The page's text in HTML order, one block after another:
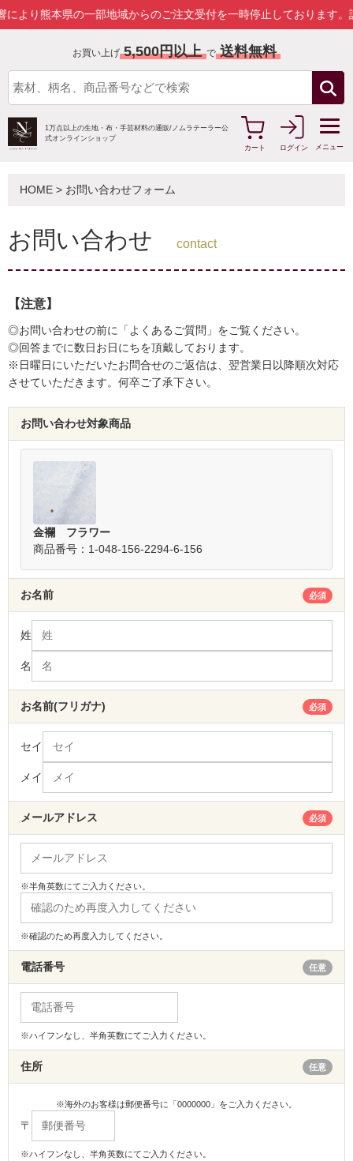
県の一部地域からのご注文受付を一時停止しております。詳しくは
お買い上げ 5,500円以上 で 送料無料
1万点以上の生地・布・手芸材料の通販/ ノムラテーラー公
式オンラインショップ
カート
ログイン メニュー
HOME > お問い合わせフォーム
お問い合わせ contact
【注意】
◎お問い合わせの前に「よくあるご質問」をご覧ください。
◎回答までに数日お日にちを頂戴しております。
※日曜日にいただいたお問合せのご返信は、翌営業日以降順次対応
させていただきます。何卒ご了承下さい。
お問い合わせ対象商品
金襴 フラワー
商品番号：1-048-156-2294-6-156
お名前 必須
姓
名
お名前(フリガナ) 必須
セイ
メイ
メールアドレス 必須
※半角英数にてご入力ください。
※確認のため再度入力してください。
電話番号 任意
※ハイフンなし、半角英数にてご入力ください。
住所 任意
※海外のお客様は郵便番号に「0000000」をご入力ください。
〒
※ハイフンなし、半角英数にてご入力ください。